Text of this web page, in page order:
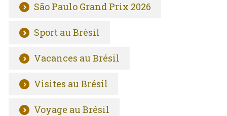
São Paulo Grand Prix 2026
Sport au Brésil
Vacances au Brésil
Visites au Brésil
Voyage au Brésil